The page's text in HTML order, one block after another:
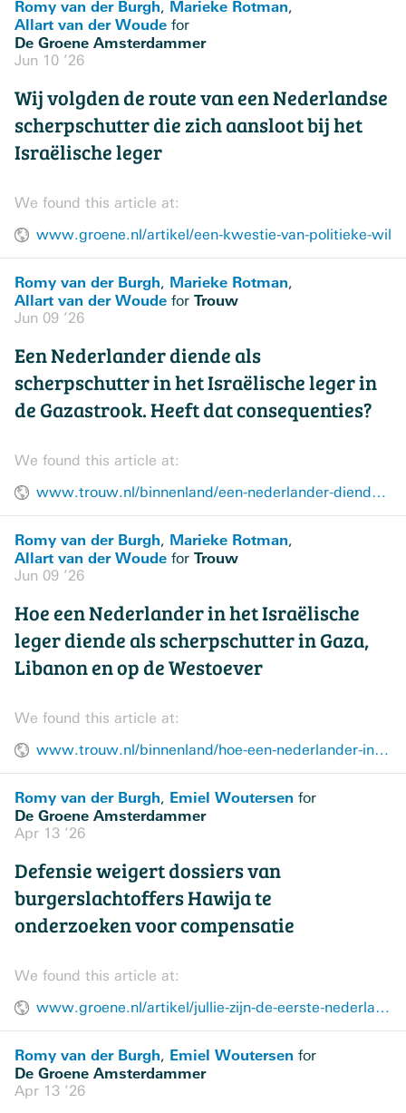
Romy van der Burgh, Marieke Rotman,
Allart van der Woude for
De Groene Amsterdammer
Jun 10 ’26
Wij volgden de route van een Nederlandse
scherpschutter die zich aansloot bij het
Israëlische leger
We found this article at:
www.groene.nl/artikel/een-kwestie-van-politieke-wil
Romy van der Burgh, Marieke Rotman,
Allart van der Woude for Trouw
Jun 09 ’26
Een Nederlander diende als
scherpschutter in het Israëlische leger in
de Gazastrook. Heeft dat consequenties?
We found this article at:
www.trouw.nl/binnenland/een-nederlander-diende-als-scherpschutter-in-het-israelische-leger-in-de-gazastrook-heeft-dat-consequenties~b1cac0ac/
Romy van der Burgh, Marieke Rotman,
Allart van der Woude for Trouw
Jun 09 ’26
Hoe een Nederlander in het Israëlische
leger diende als scherpschutter in Gaza,
Libanon en op de Westoever
We found this article at:
www.trouw.nl/binnenland/hoe-een-nederlander-in-het-israelische-leger-diende-als-scherpschutter-in-gaza-libanon-en-op-de-westoever~b464c23e/
Romy van der Burgh, Emiel Woutersen for
De Groene Amsterdammer
Apr 13 ’26
Defensie weigert dossiers van
burgerslachtoffers Hawija te
onderzoeken voor compensatie
We found this article at:
www.groene.nl/artikel/jullie-zijn-de-eerste-nederlanders-die-hier-ooit-zijn
Romy van der Burgh, Emiel Woutersen for
De Groene Amsterdammer
Apr 13 ’26